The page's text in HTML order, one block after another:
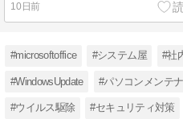
10日前
#microsoftoffice #システム屋 #社
#WindowsUpdate #パソコンメンテ
#ウイルス駆除 #セキュリティ対策